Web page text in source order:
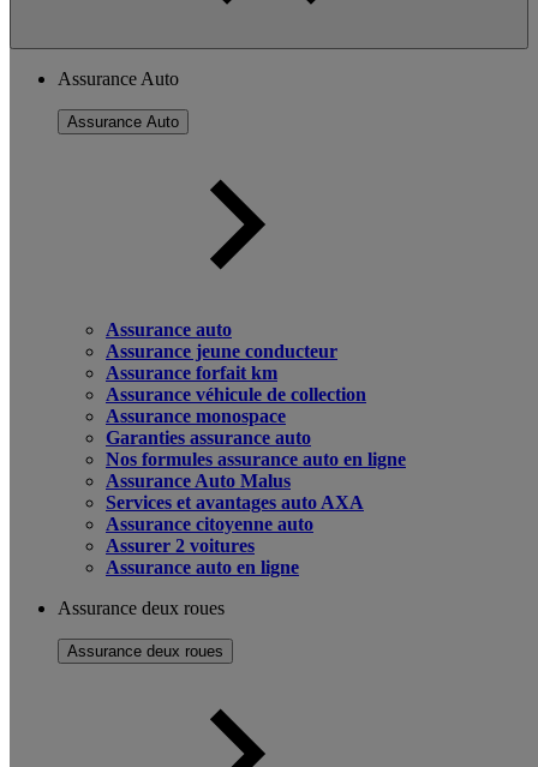
Assurance Auto
Assurance Auto
Assurance auto
Assurance jeune conducteur
Assurance forfait km
Assurance véhicule de collection
Assurance monospace
Garanties assurance auto
Nos formules assurance auto en ligne
Assurance Auto Malus
Services et avantages auto AXA
Assurance citoyenne auto
Assurer 2 voitures
Assurance auto en ligne
Assurance deux roues
Assurance deux roues